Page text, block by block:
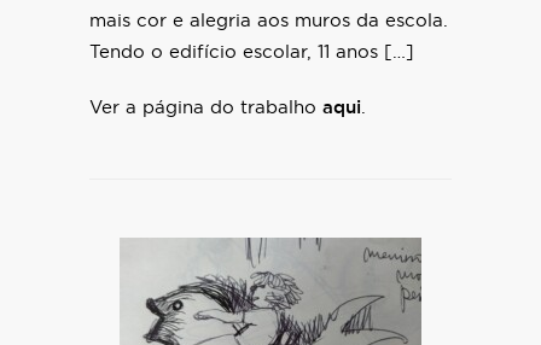
mais cor e alegria aos muros da escola.
Tendo o edifício escolar, 11 anos […]
Ver a página do trabalho aqui.